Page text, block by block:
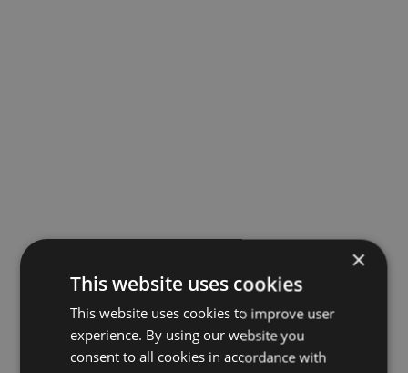
×
This website uses cookies
This website uses cookies to improve user
experience. By using our website you
consent to all cookies in accordance with